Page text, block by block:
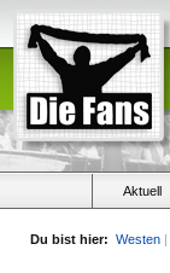
Aktuell
Du bist hier: Westen |